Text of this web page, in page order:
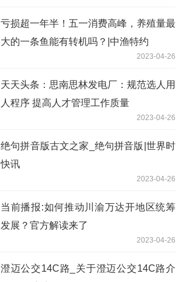
亏损超一年半！五一消费高峰，养殖量最
大的一条鱼能有转机吗？|中渔特约
2023-04-26
天天头条：思南思林发电厂：规范选人用
人程序 提高人才管理工作质量
2023-04-26
绝句拼音版古文之家_绝句拼音版|世界时
快讯
2023-04-26
当前播报:如何推动川渝万达开地区统筹
发展？官方解读来了
2023-04-26
澄迈公交14C路_关于澄迈公交14C路介